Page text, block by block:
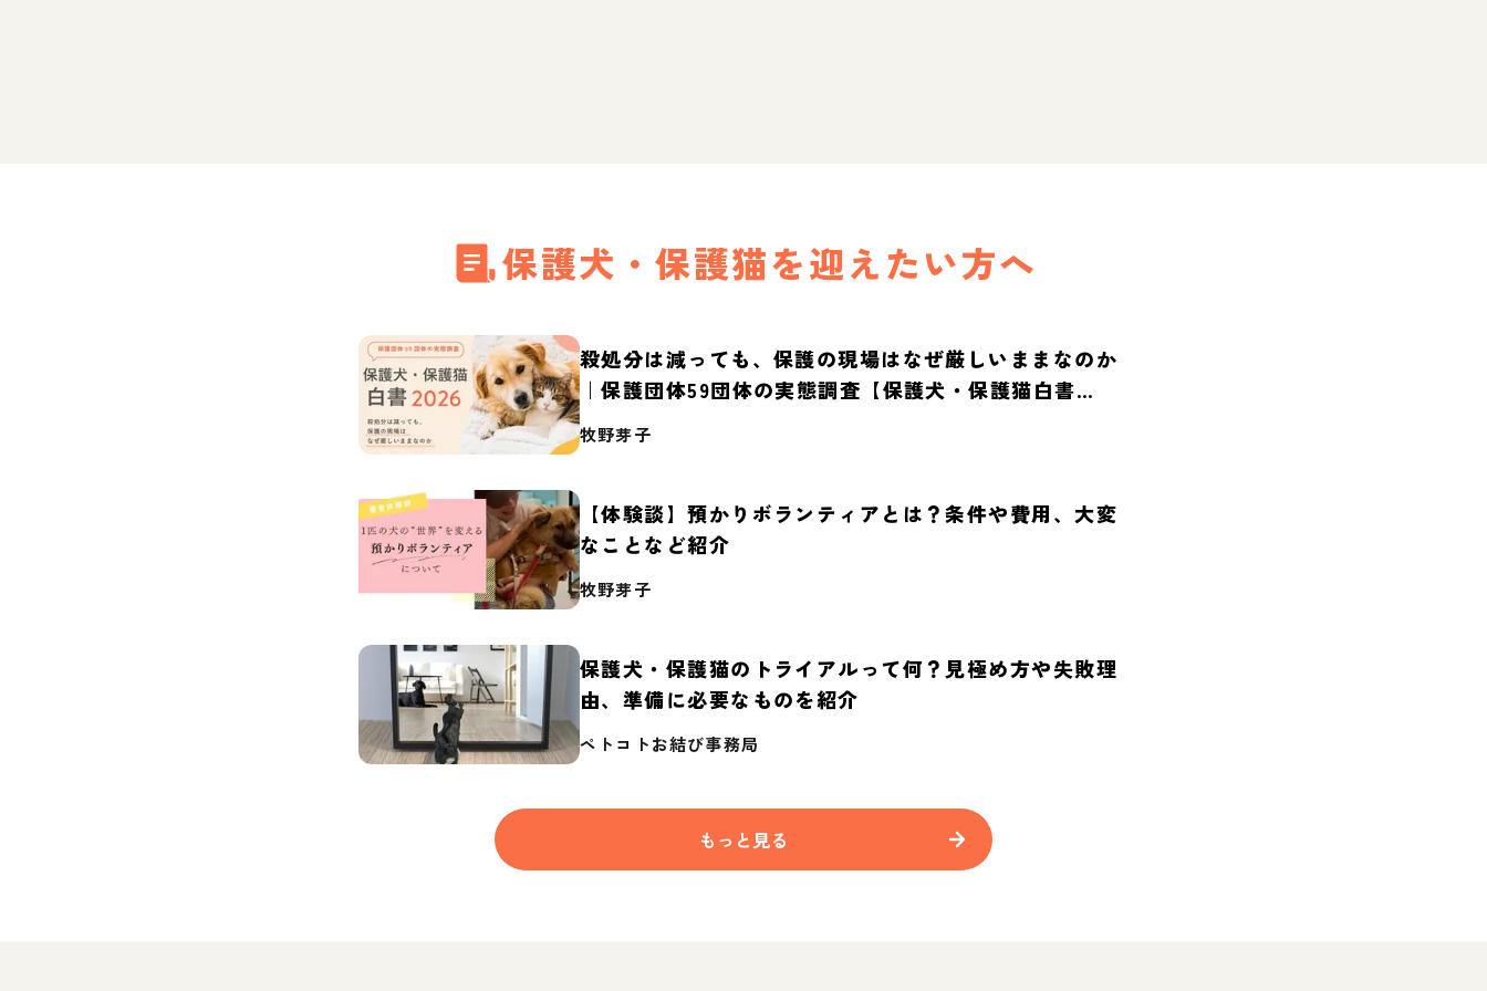
保護犬・保護猫を迎えたい方へ
殺処分は減っても、保護の現場はなぜ厳しいままなのか
｜保護団体59団体の実態調査【保護犬・保護猫白書
2026】
牧野芽子
【体験談】預かりボランティアとは？条件や費用、大変
なことなど紹介
牧野芽子
保護犬・保護猫のトライアルって何？見極め方や失敗理
由、準備に必要なものを紹介
ペトコトお結び事務局
もっと見る